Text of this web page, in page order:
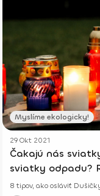
Myslíme ekologicky!
29 Okt 2021
Čakajú nás
sviatky odpadu?
8 tipov, ako osláviť